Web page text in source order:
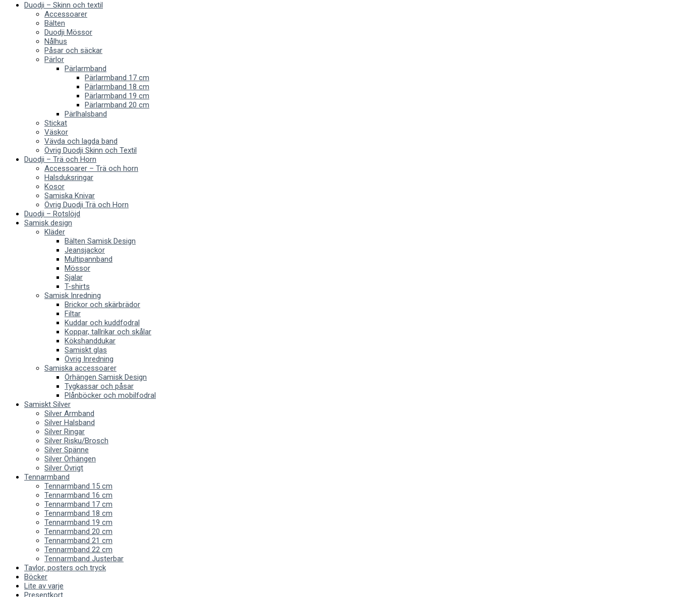
Duodji – Skinn och textil
Accessoarer
Bälten
Duodji Mössor
Nålhus
Påsar och säckar
Pärlor
Pärlarmband
Pärlarmband 17 cm
Pärlarmband 18 cm
Pärlarmband 19 cm
Pärlarmband 20 cm
Pärlhalsband
Stickat
Väskor
Vävda och lagda band
Övrig Duodji Skinn och Textil
Duodji – Trä och Horn
Accessoarer – Trä och horn
Halsduksringar
Kosor
Samiska Knivar
Övrig Duodji Trä och Horn
Duodji – Rotslöjd
Samisk design
Kläder
Bälten Samisk Design
Jeansjackor
Multipannband
Mössor
Sjalar
T-shirts
Samisk Inredning
Brickor och skärbrädor
Filtar
Kuddar och kuddfodral
Koppar, tallrikar och skålar
Kökshanddukar
Samiskt glas
Övrig Inredning
Samiska accessoarer
Örhängen Samisk Design
Tygkassar och påsar
Plånböcker och mobilfodral
Samiskt Silver
Silver Armband
Silver Halsband
Silver Ringar
Silver Risku/Brosch
Silver Spänne
Silver Örhängen
Silver Övrigt
Tennarmband
Tennarmband 15 cm
Tennarmband 16 cm
Tennarmband 17 cm
Tennarmband 18 cm
Tennarmband 19 cm
Tennarmband 20 cm
Tennarmband 21 cm
Tennarmband 22 cm
Tennarmband Justerbar
Tavlor, posters och tryck
Böcker
Lite av varje